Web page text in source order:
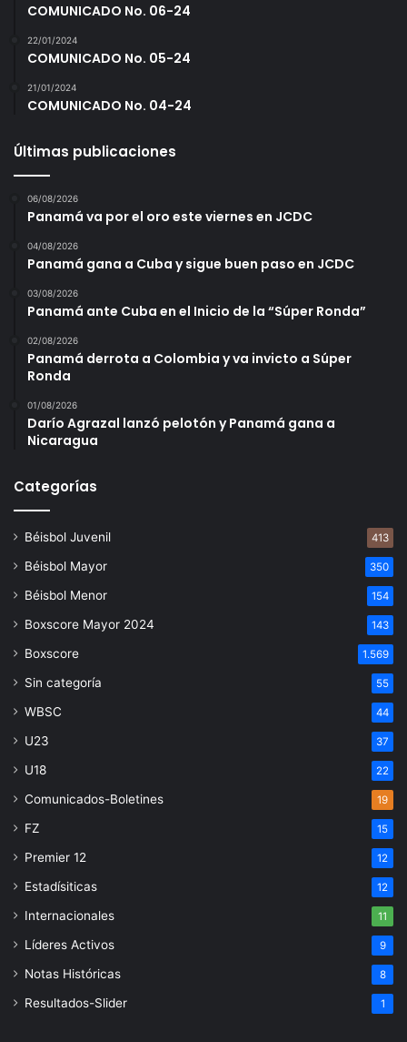
COMUNICADO No. 06-24
22/01/2024
COMUNICADO No. 05-24
21/01/2024
COMUNICADO No. 04-24
Últimas publicaciones
06/08/2026
Panamá va por el oro este viernes en JCDC
04/08/2026
Panamá gana a Cuba y sigue buen paso en JCDC
03/08/2026
Panamá ante Cuba en el Inicio de la “Súper Ronda”
02/08/2026
Panamá derrota a Colombia y va invicto a Súper
Ronda
01/08/2026
Darío Agrazal lanzó pelotón y Panamá gana a
Nicaragua
Categorías
Béisbol Juvenil 413
Béisbol Mayor 350
Béisbol Menor 154
Boxscore Mayor 2024 143
Boxscore 1.569
Sin categoría 55
WBSC 44
U23 37
U18 22
Comunicados-Boletines 19
FZ 15
Premier 12 12
Estadísiticas 12
Internacionales 11
Líderes Activos 9
Notas Históricas 8
Resultados-Slider 1